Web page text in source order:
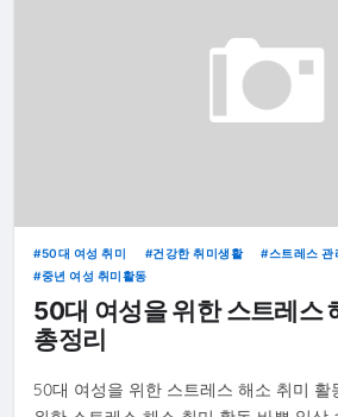
50대 여성 취미 건강한 취미생활 스트레스 관
중년 여성 취미활동
50대 여성을 위한 스트레스
총정리
50대 여성을 위한 스트레스 해소 취미 활